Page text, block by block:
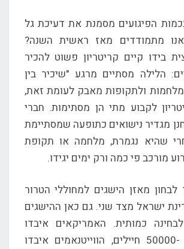
הפיגועים מסמנת את דעיכת גל
אנו מתמודדים מאז ראשית השנה?
בידו קיים קריטריון פשוט להכיר
הלילה מסתיים מרגע "שיכיר בין
ולתקופות מאבק לעומת זאת,
לקבוע מתי הן מסתימות. חברי
מגדיר נישואים כתופעה שמסתיימת
שהיא נגמרת, מלחמה או תקופת
מורכב פי כמה ורק ימים יגידו.
מאזן הישגים למחוללי הטרור
ישראל מצד שני. גם כאן ההישגים
כמותית. האמריקאים איבדו
בווייטנאם כ -50000 חיילים, הווייטנאמים איבדו